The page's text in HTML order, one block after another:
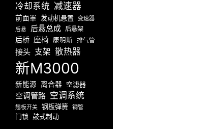
冷却系统 减速器
前面罩 发动机悬置 变速器
后悬 后悬总成 后悬架
后桥 座椅 康明斯 排气管
接头 支架 散热器
新M3000
新能源 离合器 空滤器
空调管路 空调系统
翘板开关 钢板弹簧 钢管
门锁 鼓式制动